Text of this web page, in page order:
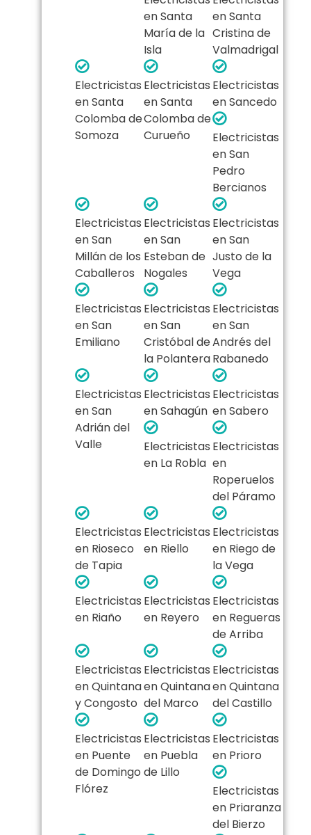
en Santa
María de la
Isla
en Santa
Cristina de
Valmadrigal
Electricistas
en Santa
Colomba de
Somoza
Electricistas
en Santa
Colomba de
Curueño
Electricistas
en Sancedo
Electricistas
en San
Pedro
Bercianos
Electricistas
en San
Millán de los
Caballeros
Electricistas
en San
Esteban de
Nogales
Electricistas
en San
Justo de la
Vega
Electricistas
en San
Emiliano
Electricistas
en San
Cristóbal de
la Polantera
Electricistas
en San
Andrés del
Rabanedo
Electricistas
en San
Adrián del
Valle
Electricistas
en Sahagún
Electricistas
en Sabero
Electricistas
en La Robla
Electricistas
en
Roperuelos
del Páramo
Electricistas
en Rioseco
de Tapia
Electricistas
en Riello
Electricistas
en Riego de
la Vega
Electricistas
en Riaño
Electricistas
en Reyero
Electricistas
en Regueras
de Arriba
Electricistas
en Quintana
y Congosto
Electricistas
en Quintana
del Marco
Electricistas
en Quintana
del Castillo
Electricistas
en Puente
de Domingo
Flórez
Electricistas
en Puebla
de Lillo
Electricistas
en Prioro
Electricistas
en Priaranza
del Bierzo